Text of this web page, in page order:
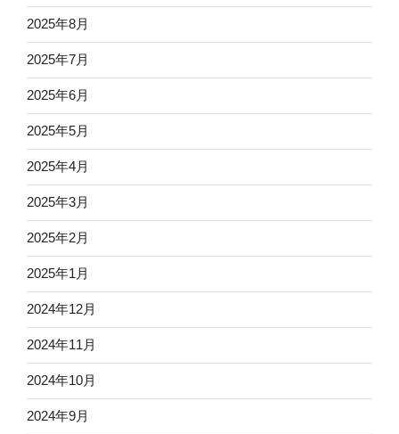
2025年8月
2025年7月
2025年6月
2025年5月
2025年4月
2025年3月
2025年2月
2025年1月
2024年12月
2024年11月
2024年10月
2024年9月